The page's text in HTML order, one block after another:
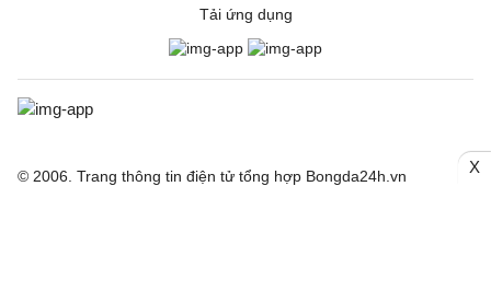
Tải ứng dụng
© 2006. Trang thông tin điện tử tổng hợp Bongda24h.vn
X